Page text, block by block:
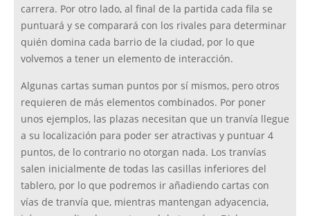
carrera. Por otro lado, al final de la partida cada fila se
puntuará y se comparará con los rivales para determinar
quién domina cada barrio de la ciudad, por lo que
volvemos a tener un elemento de interacción.
Algunas cartas suman puntos por sí mismos, pero otros
requieren de más elementos combinados. Por poner
unos ejemplos, las plazas necesitan que un tranvía llegue
a su localización para poder ser atractivas y puntuar 4
puntos, de lo contrario no otorgan nada. Los tranvías
salen inicialmente de todas las casillas inferiores del
tablero, por lo que podremos ir añadiendo cartas con
vías de tranvía que, mientras mantengan adyacencia,